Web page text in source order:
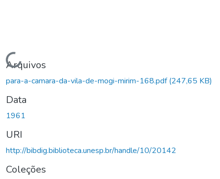
Carregando...
Arquivos
para-a-camara-da-vila-de-mogi-mirim-168.pdf(247,65 KB)
Data
1961
URI
http://bibdig.biblioteca.unesp.br/handle/10/20142
Coleções